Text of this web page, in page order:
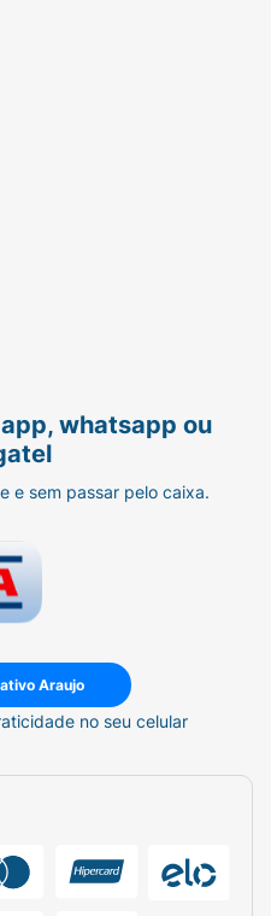
(garante potência
whatsapp ou
e sem passar pelo caixa.
Araujo
no seu celular